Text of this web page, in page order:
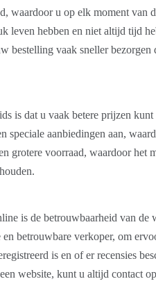
waardoor u op elk moment van
leven hebben en niet altijd tijd
bestelling vaak sneller bezorgen
is dat u vaak betere prijzen
aanbiedingen aan,
grotere voorraad, waardoor het
is de betrouwbaarheid van de
betrouwbare verkoper, om
is en of er recensies
website, kunt u altijd contact